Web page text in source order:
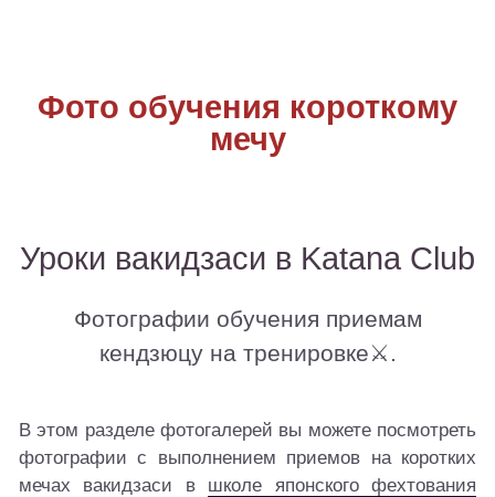
Фото обучения короткому
мечу
Уроки вакидзаси в Katana Club
Фотографии обучения приемам
кендзюцу на тренировке⚔.
В этом разделе фотогалерей вы можете посмотреть
фотографии с выполнением приемов на коротких
мечах вакидзаси в школе японского фехтования